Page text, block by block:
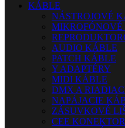
KÁBLE
NÁSTROJOVÉ
AUDIO KÁBLE
PATCH KÁBLE
Y ADAPTÉRY
MIDI KÁBLE
DMX A
NAPÁJACIE
ZÁSUVKOVÉ
CEE